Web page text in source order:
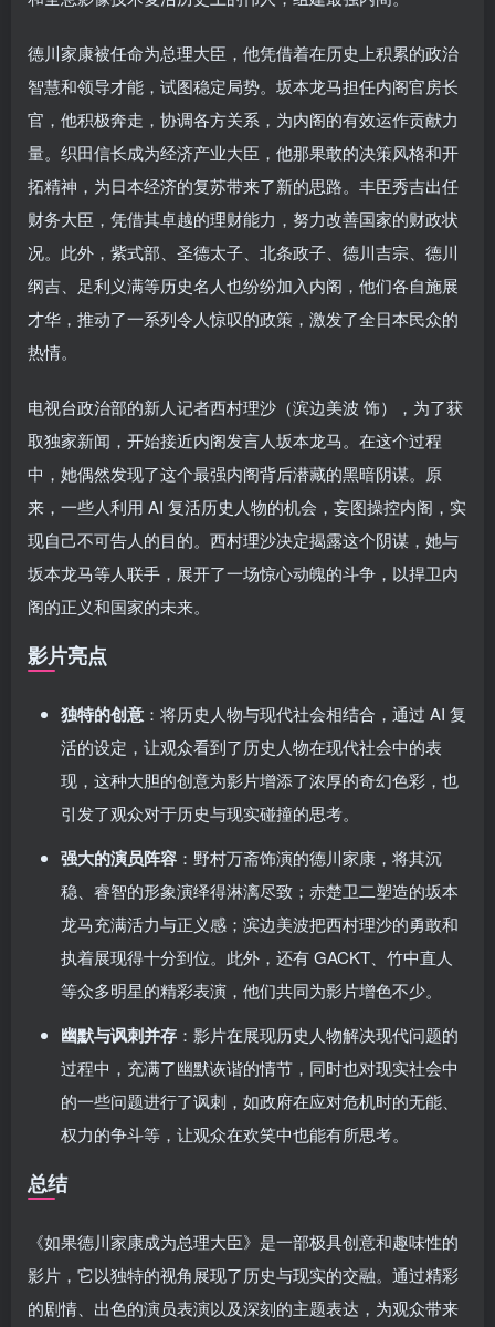
德川家康被任命为总理大臣，他凭借着在历史上积累的政治
智慧和领导才能，试图稳定局势。坂本龙马担任内阁官房长
官，他积极奔走，协调各方关系，为内阁的有效运作贡献力
量。织田信长成为经济产业大臣，他那果敢的决策风格和开
拓精神，为日本经济的复苏带来了新的思路。丰臣秀吉出任
财务大臣，凭借其卓越的理财能力，努力改善国家的财政状
况。此外，紫式部、圣德太子、北条政子、德川吉宗、德川
纲吉、足利义满等历史名人也纷纷加入内阁，他们各自施展
才华，推动了一系列令人惊叹的政策，激发了全日本民众的
热情。
电视台政治部的新人记者西村理沙（滨边美波 饰），为了获
取独家新闻，开始接近内阁发言人坂本龙马。在这个过程
中，她偶然发现了这个最强内阁背后潜藏的黑暗阴谋。原
来，一些人利用 AI 复活历史人物的机会，妄图操控内阁，实
现自己不可告人的目的。西村理沙决定揭露这个阴谋，她与
坂本龙马等人联手，展开了一场惊心动魄的斗争，以捍卫内
阁的正义和国家的未来。
影片亮点
独特的创意 ：将历史人物与现代社会相结合，通过 AI 复
活的设定，让观众看到了历史人物在现代社会中的表
现，这种大胆的创意为影片增添了浓厚的奇幻色彩，也
引发了观众对于历史与现实碰撞的思考。
强大的演员阵容 ：野村万斋饰演的德川家康，将其沉
稳、睿智的形象演绎得淋漓尽致；赤楚卫二塑造的坂本
龙马充满活力与正义感；滨边美波把西村理沙的勇敢和
执着展现得十分到位。此外，还有 GACKT、竹中直人
等众多明星的精彩表演，他们共同为影片增色不少。
幽默与讽刺并存 ：影片在展现历史人物解决现代问题的
过程中，充满了幽默诙谐的情节，同时也对现实社会中
的一些问题进行了讽刺，如政府在应对危机时的无能、
权力的争斗等，让观众在欢笑中也能有所思考。
总结
《如果德川家康成为总理大臣》是一部极具创意和趣味性的
影片，它以独特的视角展现了历史与现实的交融。通过精彩
的剧情、出色的演员表演以及深刻的主题表达，为观众带来